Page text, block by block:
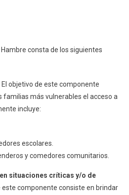
consta de los siguientes
El objetivo de este componente
familias más vulnerables el acceso a
incluye:
escolares.
y comedores comunitarios.
situaciones críticas y/o de
este componente consiste en brindar